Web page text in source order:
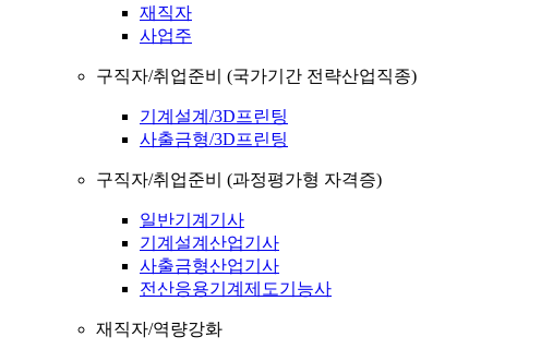
재직자
사업주
구직자/취업준비 (국가기간 전략산업직종)
기계설계/3D프린팅
사출금형/3D프린팅
구직자/취업준비 (과정평가형 자격증)
일반기계기사
기계설계산업기사
사출금형산업기사
전산응용기계제도기능사
재직자/역량강화